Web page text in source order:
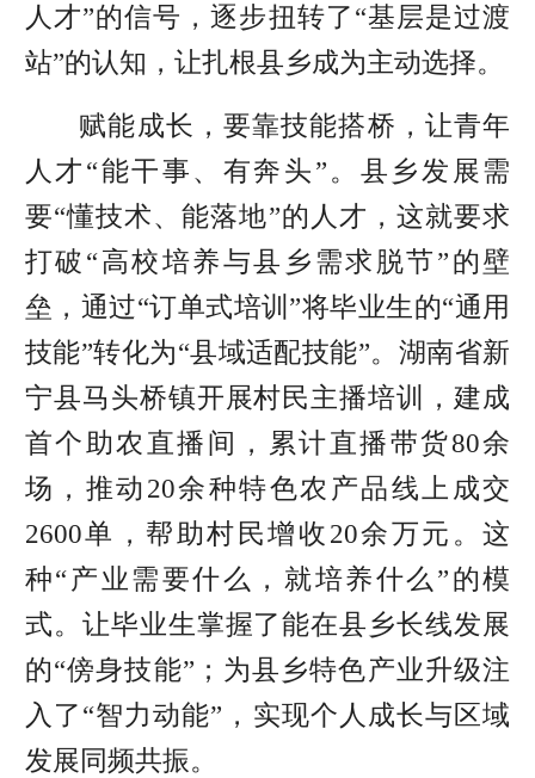
人才”的信号，逐步扭转了“基层是过渡
站”的认知，让扎根县乡成为主动选择。
赋能成长，要靠技能搭桥，让青年
人才“能干事、有奔头”。县乡发展需
要“懂技术、能落地”的人才，这就要求
打破“高校培养与县乡需求脱节”的壁
垒，通过“订单式培训”将毕业生的“通用
技能”转化为“县域适配技能”。湖南省新
宁县马头桥镇开展村民主播培训，建成
首个助农直播间，累计直播带货80余
场，推动20余种特色农产品线上成交
2600单，帮助村民增收20余万元。这
种“产业需要什么，就培养什么”的模
式。让毕业生掌握了能在县乡长线发展
的“傍身技能”；为县乡特色产业升级注
入了“智力动能”，实现个人成长与区域
发展同频共振。